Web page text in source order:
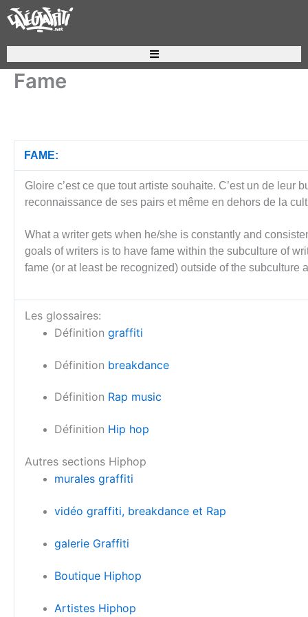
Aller
au
Fame
FAME:
Gloire c’est ce que tout artiste souhaite. C’est un de leur
reconnaissance de ses pairs et même en dehors de la
What a writer gets when he/she is constantly and
goals of writers is to have fame within the subculture of
fame (or at least be recognized) outside of the subculture
Les glossaires:
Définitiongraffiti
Définition breakdance
Définition Rap music
Définition Hip hop
Autres sections Hiphop
murales graffiti
vidéo graffiti, breakdance et Rap
galerie Graffiti
Boutique Hiphop
Artistes Hiphop